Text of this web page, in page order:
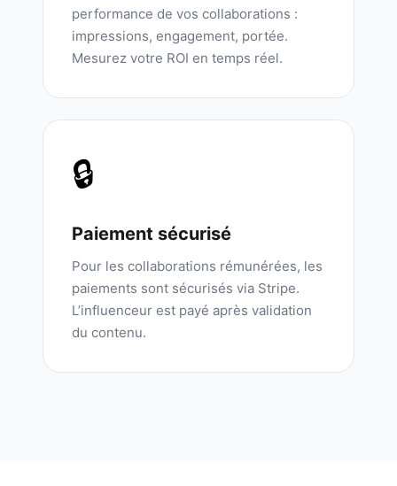
performance de vos collaborations :
impressions, engagement, portée.
Mesurez votre ROI en temps réel.
🔒
Paiement sécurisé
Pour les collaborations rémunérées, les
paiements sont sécurisés via Stripe.
L’influenceur est payé après validation
du contenu.